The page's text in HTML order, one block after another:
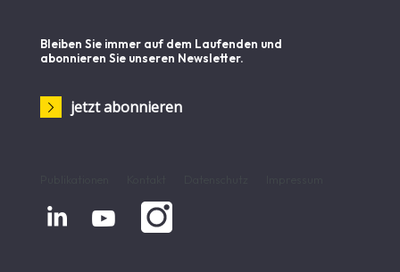
Bleiben Sie immer auf dem Laufenden und
abonnieren Sie unseren Newsletter.
jetzt abonnieren
 